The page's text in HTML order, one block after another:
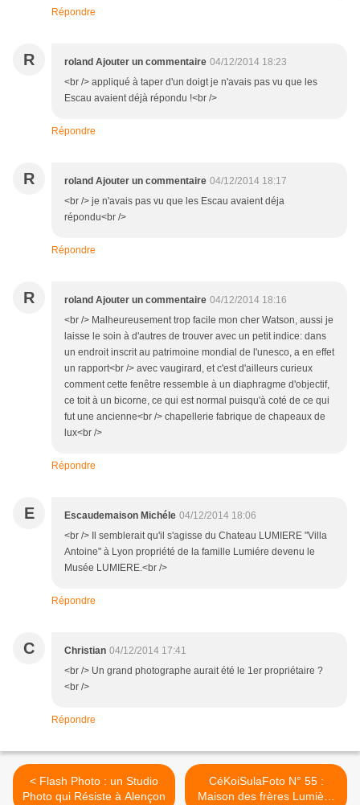
Répondre
R roland Ajouter un commentaire 04/12/2014 18:23
<br /> appliqué à taper d'un doigt je n'avais pas vu que les
Escau avaient déjà répondu !<br />
Répondre
R roland Ajouter un commentaire 04/12/2014 18:17
<br /> je n'avais pas vu que les Escau avaient déja
répondu<br />
Répondre
R roland Ajouter un commentaire 04/12/2014 18:16
<br /> Malheureusement trop facile mon cher Watson, aussi je
laisse le soin à d'autres de trouver avec un petit indice: dans
un endroit inscrit au patrimoine mondial de l'unesco, a en effet
un rapport<br /> avec vaugirard, et c'est d'ailleurs curieux
comment cette fenêtre ressemble à un diaphragme d'objectif,
ce toit à un bicorne, ce qui est normal puisqu'à coté de ce qui
fut une ancienne<br /> chapellerie fabrique de chapeaux de
lux<br />
Répondre
E Escaudemaison Michéle 04/12/2014 18:06
<br /> Il semblerait qu'il s'agisse du Chateau LUMIERE "Villa
Antoine" à Lyon propriété de la famille Lumiére devenu le
Musée LUMIERE.<br />
Répondre
C Christian 04/12/2014 17:41
<br /> Un grand photographe aurait été le 1er propriétaire ?
<br />
Répondre
< Flash Photo : un Studio
Photo qui Résiste à Alençon
CéKoiSulaFoto N° 55 :
Maison des frères Lumière